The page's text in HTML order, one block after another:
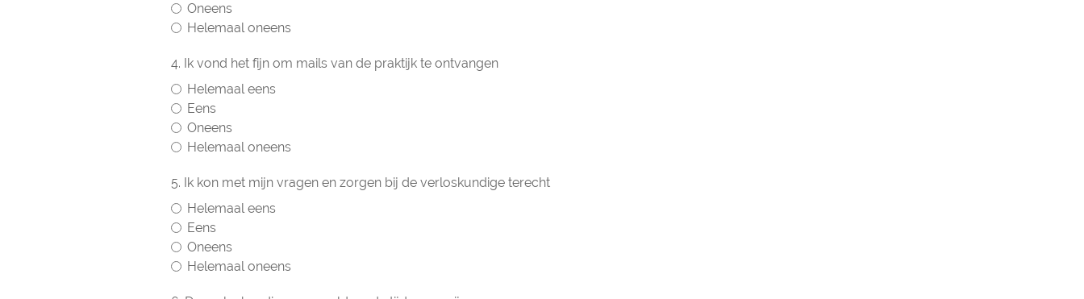
Oneens
Helemaal oneens
4. Ik vond het fijn om mails van de praktijk te ontvangen
Helemaal eens
Eens
Oneens
Helemaal oneens
5. Ik kon met mijn vragen en zorgen bij de verloskundige terecht
Helemaal eens
Eens
Oneens
Helemaal oneens